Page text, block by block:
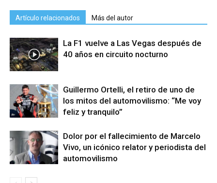
Artículo relacionados Más del autor
La F1 vuelve a Las Vegas después de
40 años en circuito nocturno
Guillermo Ortelli, el retiro de uno de
los mitos del automovilismo: “Me voy
feliz y tranquilo”
Dolor por el fallecimiento de Marcelo
Vivo, un icónico relator y periodista del
automovilismo